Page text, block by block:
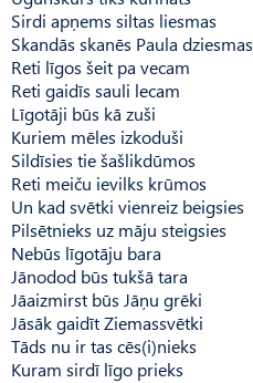
Sirdi apņems siltas liesmas
Skandās skanēs Paula dziesmas
Reti līgos šeit pa vecam
Reti gaidīs sauli lecam
Līgotāji būs kā zuši
Kuriem mēles izkoduši
Sildīsies tie šašlikdūmos
Reti meiču ievilks krūmos
Un kad svētki vienreiz beigsies
Pilsētnieks uz māju steigsies
Nebūs līgotāju bara
Jānodod būs tukšā tara
Jāaizmirst būs Jāņu grēki
Jāsāk gaidīt Ziemassvētki
Tāds nu ir tas cēs(i)nieks
Kuram sirdī līgo prieks